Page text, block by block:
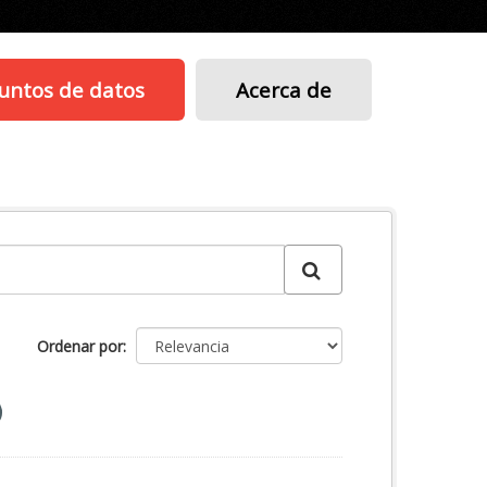
de datos Acerca de
Ordenar por